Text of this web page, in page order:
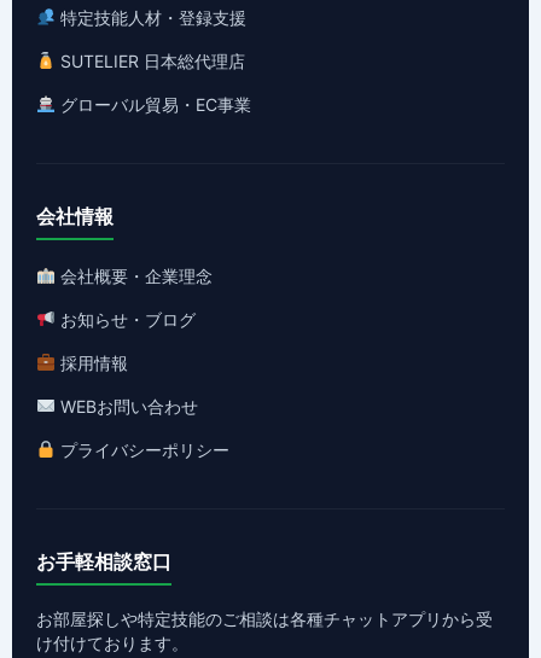
特定技能人材・登録支援
SUTELIER 日本総代理店
グローバル貿易・EC事業
会社情報
会社概要・企業理念
お知らせ・ブログ
採用情報
WEBお問い合わせ
プライバシーポリシー
お手軽相談窓口
お部屋探しや特定技能のご相談は各種チャットアプリから受
け付けております。